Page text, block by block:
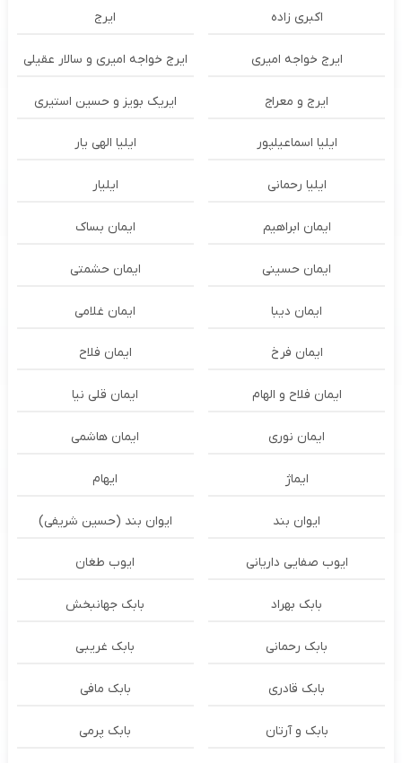
اکبری زاده ایرج
ایرج خواجه امیری ایرج خواجه امیری و سالار عقیلی
ایرج و معراج ایریک بویز و حسین استیری
ایلیا اسماعیلپور ایلیا الهی یار
ایلیا رحمانی ایلیار
ایمان ابراهیم ایمان بساک
ایمان حسینی ایمان حشمتی
ایمان دیبا ایمان غلامی
ایمان فرخ ایمان فلاح
ایمان فلاح و الهام ایمان قلی نیا
ایمان نوری ایمان هاشمی
ایماژ ایهام
ایوان بند ایوان بند (حسین شریفی)
ایوب صفایی داریانی ایوب طغان
بابک بهراد بابک جهانبخش
بابک رحمانی بابک غریبی
بابک قادری بابک مافی
بابک و آرتان بابک پرمی